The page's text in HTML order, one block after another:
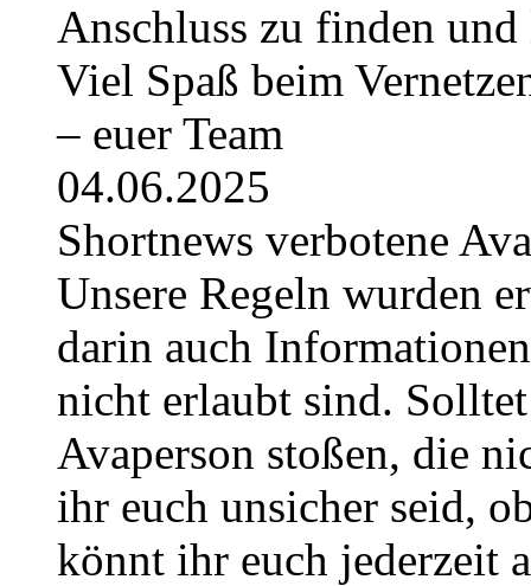
Anschluss zu finden
Viel Spaß beim
– euer Team
04.06.2025
Shortnews verbotene
Unsere Regeln wurden
darin auch
nicht erlaubt sind.
Avaperson stoßen, die
ihr euch unsicher seid,
könnt ihr euch jederzeit